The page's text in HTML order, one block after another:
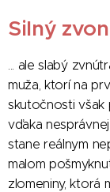
Silný
... ale slabý
muža, ktorí na
skutočnosti však
vďaka
stane reálnym
malom
zlomeniny, ktorá